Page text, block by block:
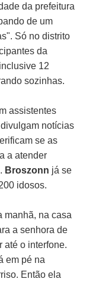
da prefeitura
de um
Só no distrito
da
12
sozinhas.
assistentes
notícias
se as
a atender
Broszonn já se
idosos.
manhã, na casa
a senhora de
até o interfone.
em pé na
Então ela